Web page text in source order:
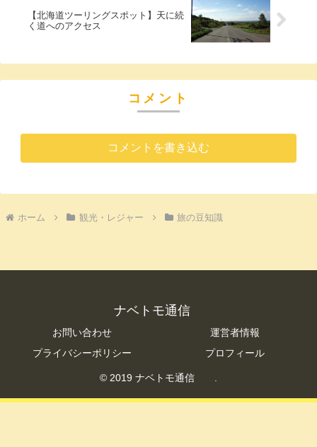
【北海道ツーリングスポット】天に続
く道へのアクセス
コメント
コメントを書き込む
ホーム 観光・レジャー 旅の豆知識
ナベトモ通信
お問い合わせ
運営者情報
プライバシーポリシー
プロフィール
© 2019 ナベトモ通信 .